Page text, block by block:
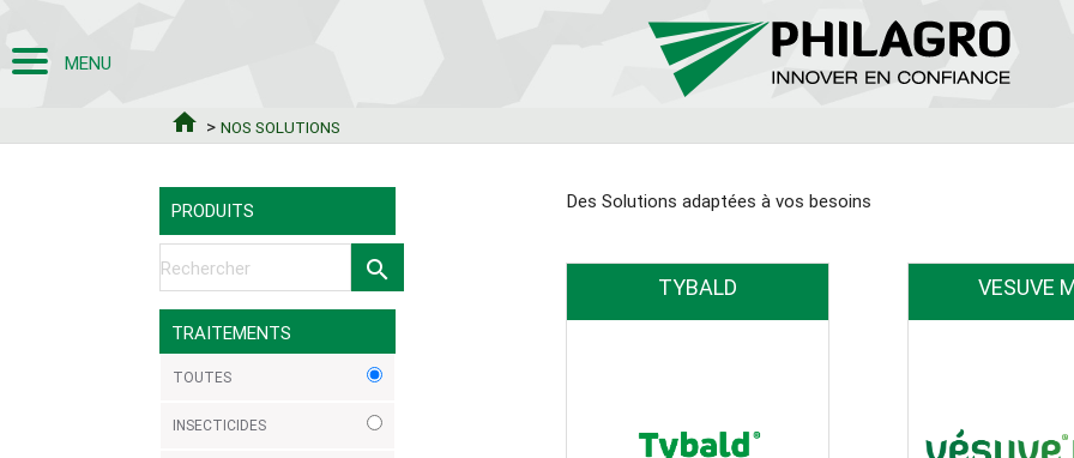
MENU
home > NOS SOLUTIONS
PRODUITS
search
TRAITEMENTS
TOUTES
INSECTICIDES
Des Solutions adaptées à vos besoins
TYBALD VESUVE